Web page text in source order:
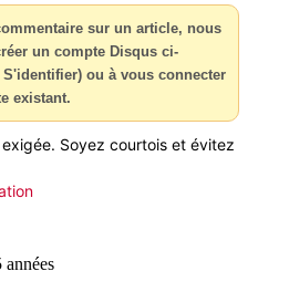
sur un article, nous
un compte Disqus ci-
ou à vous connecter
existant.
Soyez courtois et évitez